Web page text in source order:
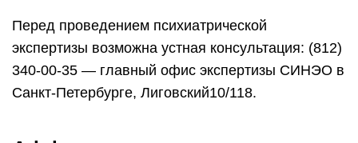
Перед проведением психиатрической
экспертизы возможна устная консультация: (812)
340-00-35 — главный офис экспертизы СИНЭО в
Санкт-Петербурге, Лиговский10/118.